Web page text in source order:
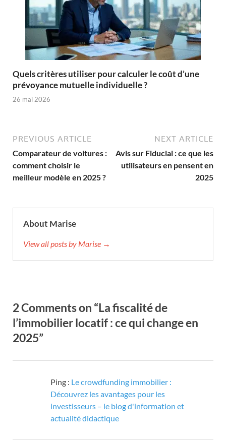
Quels critères utiliser pour calculer le coût d’une
prévoyance mutuelle individuelle ?
26 mai 2026
PREVIOUS ARTICLE
Comparateur de voitures :
comment choisir le
meilleur modèle en 2025 ?
NEXT ARTICLE
Avis sur Fiducial : ce que les
utilisateurs en pensent en
2025
About Marise
View all posts by Marise →
2 Comments on “La fiscalité de
l’immobilier locatif : ce qui change en
2025”
Ping : Le crowdfunding immobilier :
Découvrez les avantages pour les
investisseurs – le blog d'information et
actualité didactique